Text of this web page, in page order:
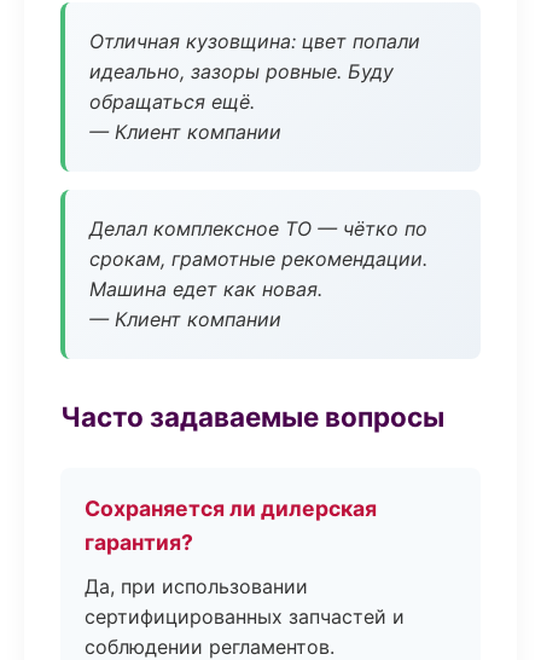
Отличная кузовщина: цвет попали
идеально, зазоры ровные. Буду
обращаться ещё.
— Клиент компании
Делал комплексное ТО — чётко по
срокам, грамотные рекомендации.
Машина едет как новая.
— Клиент компании
Часто задаваемые вопросы
Сохраняется ли дилерская
гарантия?
Да, при использовании
сертифицированных запчастей и
соблюдении регламентов.